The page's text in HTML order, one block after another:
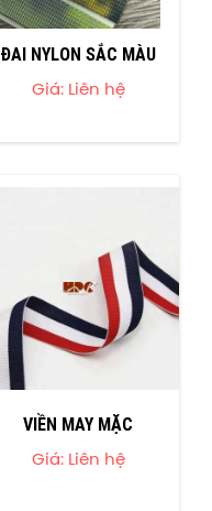
ĐAI NYLON SẮC MÀU
Giá: Liên hệ
VIỀN MAY MẶC
Giá: Liên hệ